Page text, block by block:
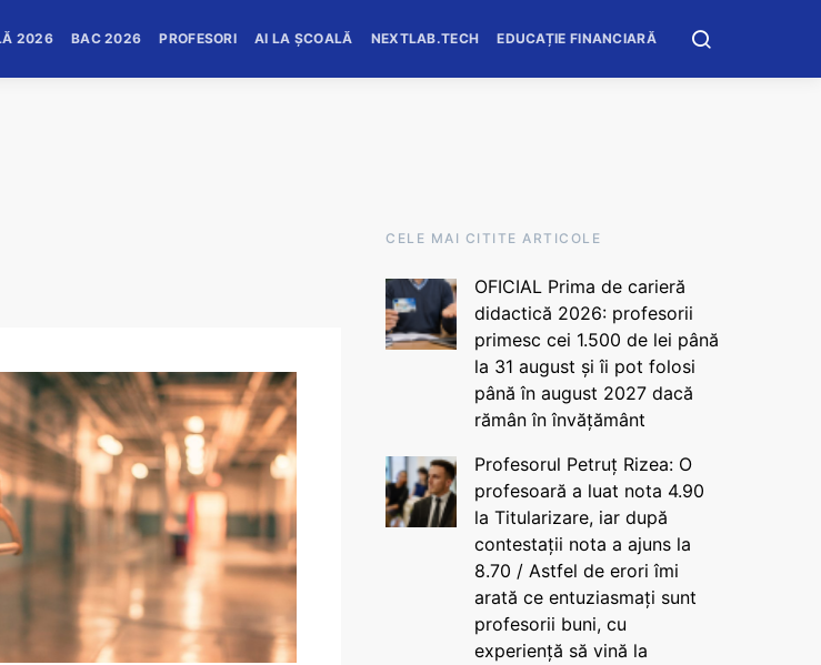
2026 BAC 2026 PROFESORI AI LA ȘCOALĂ NEXTLAB.TECH EDUCAȚIE FINANCIARĂ
CELE MAI CITITE ARTICOLE
OFICIAL Prima de carieră
didactică 2026: profesorii
primesc cei 1.500 de lei până
la 31 august și îi pot folosi
până în august 2027 dacă
rămân în învățământ
Profesorul Petruț Rizea: O
profesoară a luat nota 4.90
la Titularizare, iar după
contestații nota a ajuns la
8.70 / Astfel de erori îmi
arată ce entuziasmați sunt
profesorii buni, cu
experiență să vină la